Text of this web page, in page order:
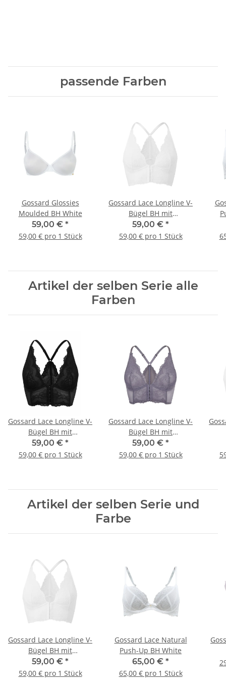
passende Farben
Gossard Glossies
Moulded BH White
59,00 € *
59,00 € pro 1 Stück
Gossard Lace Longline V-
Bügel BH mit
Frontverschluss White
59,00 € *
59,00 € pro 1 Stück
Artikel der selben Serie alle
Farben
Gossard Lace Longline V-
Bügel BH mit
Frontverschluss Black
59,00 € *
59,00 € pro 1 Stück
Gossard Lace Longline V-
Bügel BH mit
Frontverschluss Platin
59,00 € *
59,00 € pro 1 Stück
Artikel der selben Serie und
Farbe
Gossard Lace Longline V-
Bügel BH mit
Frontverschluss White
59,00 € *
59,00 € pro 1 Stück
Gossard Lace Natural
Push-Up BH White
65,00 € *
65,00 € pro 1 Stück